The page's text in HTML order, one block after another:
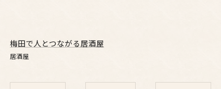
梅田で人とつながる居酒屋
居酒屋